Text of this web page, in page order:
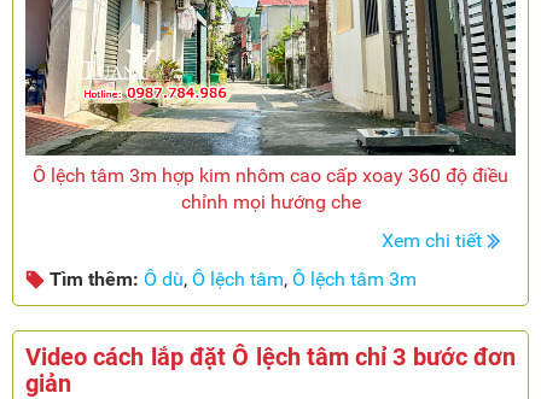
Ô lệch tâm 3m hợp kim nhôm cao cấp xoay 360 độ điều
chỉnh mọi hướng che
Xem chi tiết
Tìm thêm: Ô dù, Ô lệch tâm, Ô lệch tâm 3m
Video cách lắp đặt Ô lệch tâm chỉ 3 bước đơn
giản